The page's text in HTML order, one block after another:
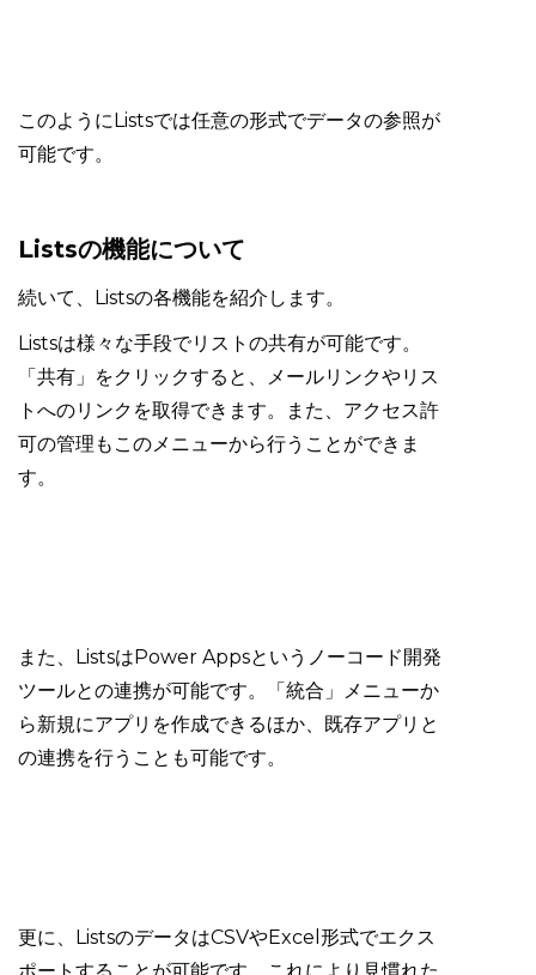
このようにListsでは任意の形式でデータの参照が
可能です。
Listsの機能について
続いて、Listsの各機能を紹介します。
Listsは様々な手段でリストの共有が可能です。
「共有」をクリックすると、メールリンクやリス
トへのリンクを取得できます。また、アクセス許
可の管理もこのメニューから行うことができま
す。
また、ListsはPower Appsというノーコード開発
ツールとの連携が可能です。「統合」メニューか
ら新規にアプリを作成できるほか、既存アプリと
の連携を行うことも可能です。
更に、ListsのデータはCSVやExcel形式でエクス